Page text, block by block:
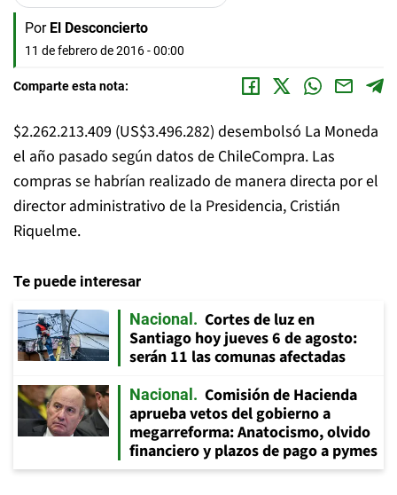
Por El Desconcierto
11 de febrero de 2016 - 00:00
Comparte esta nota:
$2.262.213.409 (US$3.496.282) desembolsó La Moneda
el año pasado según datos de ChileCompra. Las
compras se habrían realizado de manera directa por el
director administrativo de la Presidencia, Cristián
Riquelme.
Te puede interesar
Nacional
Cortes de luz en
Santiago hoy jueves 6 de agosto:
serán 11 las comunas afectadas
Nacional
Comisión de Hacienda
aprueba vetos del gobierno a
megarreforma: Anatocismo, olvido
financiero y plazos de pago a pymes